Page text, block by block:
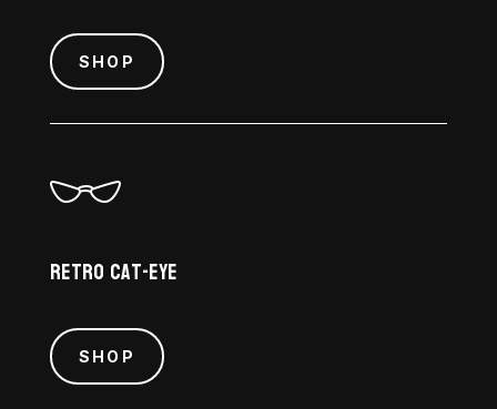
SHOP
Retro Cat-Eye
SHOP